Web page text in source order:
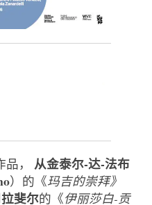
品，
从金泰尔-达-法布
）的《玛吉的崇拜》
拉斐尔的《伊丽莎白-贡